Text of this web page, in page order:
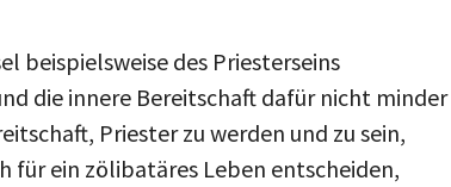
beispielsweise des Priesterseins
die innere Bereitschaft dafür nicht minder
Priester zu werden und zu sein,
für ein zölibatäres Leben entscheiden,